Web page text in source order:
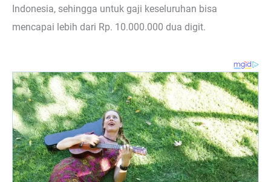
Indonesia, sehingga untuk gaji keseluruhan bisa
mencapai lebih dari Rp. 10.000.000 dua digit.